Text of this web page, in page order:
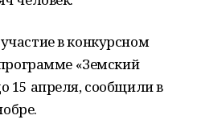
в конкурсном
«Земский
15 апреля, сообщили в